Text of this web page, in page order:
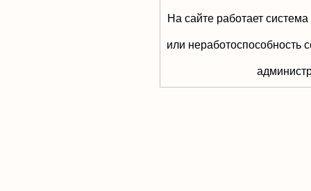
На сайте работает
или неработоспособность